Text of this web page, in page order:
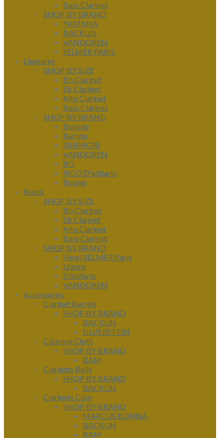
Bass Clarinet
SHOP BY BRAND
YAMAHA
BACKUN
VANDOREN
SELMER PARIS
Ligatures
SHOP BY SIZE
Bb Clarinet
Eb Clarinet
Alto Clarinet
Bass Clarinet
SHOP BY BRAND
Bonade
Bambu
ISHIMORI
VANDOREN
BG
RICO D'addario
Rovner
Reeds
SHOP BY SIZE
Bb Clarinet
Eb Clarinet
Alto Clarinet
Bass Clarinet
SHOP BY BRAND
Henri SELMER Paris
Légère
D'addario
VANDOREN
Accessories
Clarinet Barrels
SHOP BY BRAND
BACKUN
SILVERSTEIN
Cleaning Cloth
SHOP BY BRAND
BAM
Clarinets Bells
SHOP BY BRAND
BACKUN
Clarinets Case
SHOP BY BRAND
MARCUS BONNA
BACKUN
BAM